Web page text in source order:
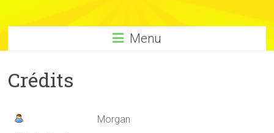
Menu
Crédits
Morgan